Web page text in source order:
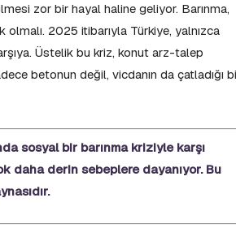
zor bir hayal haline geliyor. Barınma,
2025 itibarıyla Türkiye, yalnızca
Üstelik bu kriz, konut arz-talep
betonun değil, vicdanın da çatladığı
sosyal bir barınma kriziyle karşı
daha derin sebeplere dayanıyor. Bu